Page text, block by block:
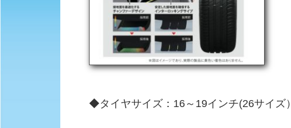
◆タイヤサイズ：16～19インチ(26サイズ）